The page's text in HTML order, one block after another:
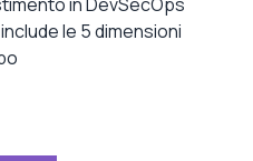
le 5 dimensioni